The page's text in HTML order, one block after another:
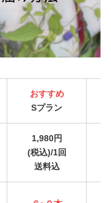
おすすめ
Sプラン
1,980円
(税込)/1回
送料込